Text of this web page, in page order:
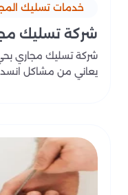
خدمات تسليك
شركة تسليك
شركة تسليك مجاري
يعاني من مشاكل